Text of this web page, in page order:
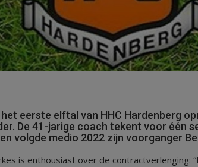
eerste elftal van HHC Hardenberg
De 41-jarige coach tekent voor één
volgde medio 2022 zijn voorganger
is enthousiast over de